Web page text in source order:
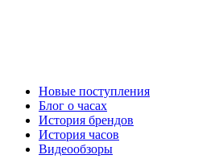
Новые поступления
Блог о часах
История брендов
История часов
Видеообзоры